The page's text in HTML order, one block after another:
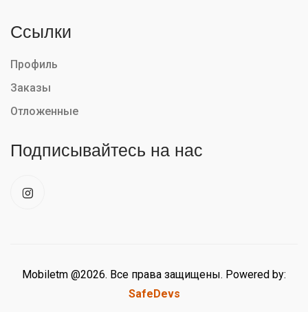
Ссылки
Профиль
Заказы
Отложенные
Подписывайтесь на нас
Mobiletm @2026. Все права защищены. Powered by:
SafeDevs